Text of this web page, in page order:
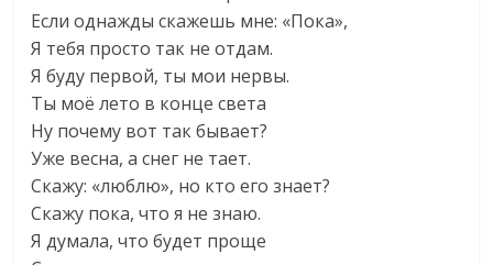
Если однажды скажешь мне: «Пока»,
Я тебя просто так не отдам.
Я буду первой, ты мои нервы.
Ты моё лето в конце света
Ну почему вот так бывает?
Уже весна, а снег не тает.
Скажу: «люблю», но кто его знает?
Скажу пока, что я не знаю.
Я думала, что будет проще